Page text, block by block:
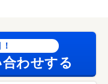
わせする